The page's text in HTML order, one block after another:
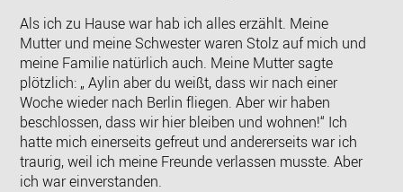
Als ich zu Hause war hab ich alles erzählt. Meine
Mutter und meine Schwester waren Stolz auf mich und
meine Familie natürlich auch. Meine Mutter sagte
plötzlich: „ Aylin aber du weißt, dass wir nach einer
Woche wieder nach Berlin fliegen. Aber wir haben
beschlossen, dass wir hier bleiben und wohnen!“ Ich
hatte mich einerseits gefreut und andererseits war ich
traurig, weil ich meine Freunde verlassen musste. Aber
ich war einverstanden.